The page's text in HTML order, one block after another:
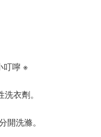
叮嚀 ※
衣劑。
洗滌。